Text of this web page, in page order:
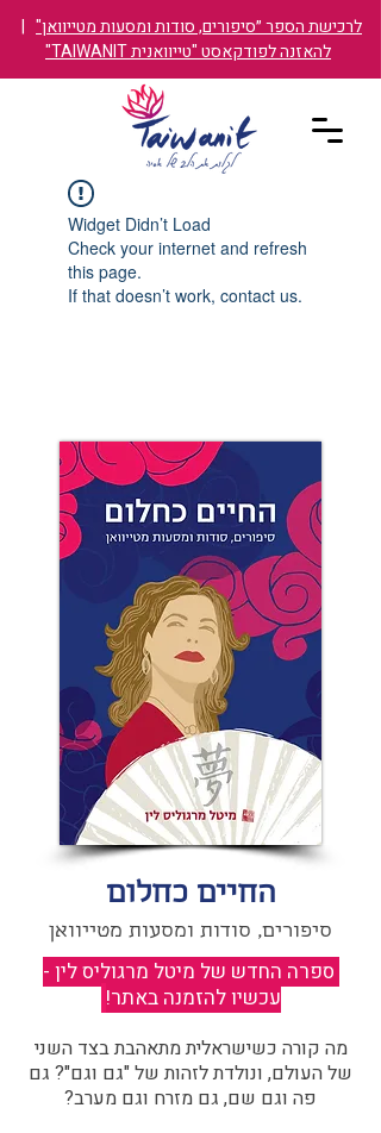
לרכישת הספר ״סיפורים, סודות ומסעות מטייוואן" |
להאזנה לפודקאסט "טייוואנית TAIWANIT"
Widget Didn’t Load
Check your internet and refresh
this page.
If that doesn’t work, contact us.
החיים כחלום
סיפורים, סודות ומסעות מטייוואן
ספרה החדש של מיטל מרגוליס לין -
עכשיו להזמנה באתר!
מה קורה כשישראלית מתאהבת בצד השני
של העולם, ונולדת לזהות של "גם וגם"? גם
פה וגם שם, גם מזרח וגם מערב?​​